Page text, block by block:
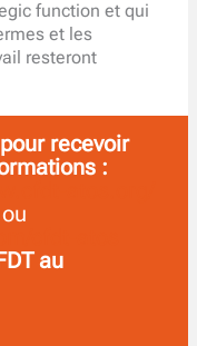
function et qui
et les
resteront
recevoir
:
ou
au